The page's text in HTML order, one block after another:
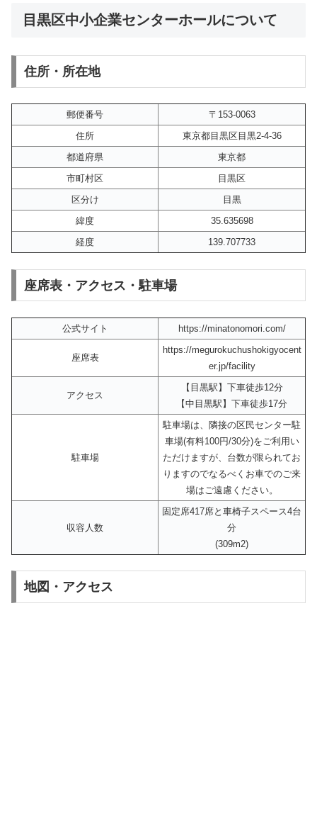
目黒区中小企業センターホールについて
住所・所在地
郵便番号
〒153-0063
住所
東京都目黒区目黒2-4-36
都道府県
東京都
市町村区
目黒区
区分け
目黒
緯度
35.635698
経度
139.707733
座席表・アクセス・駐車場
公式サイト https://minatonomori.com/
座席表
https://megurokuchushokigyocent
er.jp/facility
アクセス
【目黒駅】下車徒歩12分
【中目黒駅】下車徒歩17分
駐車場
駐車場は、隣接の区民センター駐
車場(有料100円/30分)をご利用い
ただけますが、台数が限られてお
りますのでなるべくお車でのご来
場はご遠慮ください。
収容人数
固定席417席と車椅子スペース4台
分
(309m2)
地図・アクセス